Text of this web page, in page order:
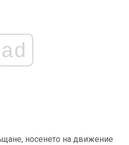
ad
носенето на движение